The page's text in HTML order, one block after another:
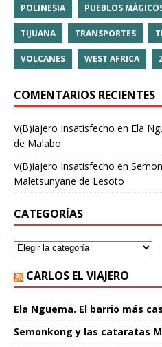
POLINESIA PUEBLOS
TIJUANA TRANSPORTES
VOLCANES WEST AFRICA
COMENTARIOS RECIENTES
V(B)iajero Insatisfecho en Ela
de Malabo
V(B)iajero Insatisfecho en
Maletsunyane de Lesoto
CATEGORÍAS
CARLOS EL VIAJERO
Ela Nguema. El barrio más
Semonkong y las cataratas